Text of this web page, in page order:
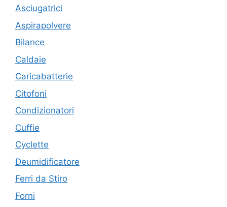
Asciugatrici
Aspirapolvere
Bilance
Caldaie
Caricabatterie
Citofoni
Condizionatori
Cuffie
Cyclette
Deumidificatore
Ferri da Stiro
Forni